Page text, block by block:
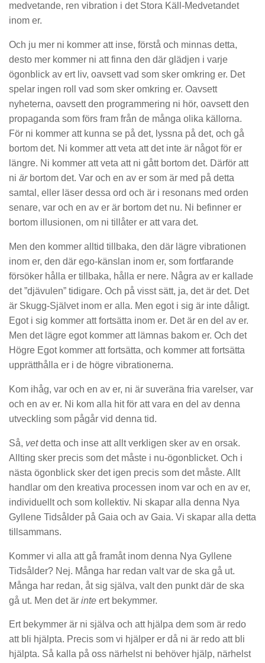
medvetande, ren vibration i det Stora Käll-Medvetandet
inom er.
Och ju mer ni kommer att inse, förstå och minnas detta,
desto mer kommer ni att finna den där glädjen i varje
ögonblick av ert liv, oavsett vad som sker omkring er. Det
spelar ingen roll vad som sker omkring er. Oavsett
nyheterna, oavsett den programmering ni hör, oavsett den
propaganda som förs fram från de många olika källorna.
För ni kommer att kunna se på det, lyssna på det, och gå
bortom det. Ni kommer att veta att det inte är något för er
längre. Ni kommer att veta att ni gått bortom det. Därför att
ni är bortom det. Var och en av er som är med på detta
samtal, eller läser dessa ord och är i resonans med orden
senare, var och en av er är bortom det nu. Ni befinner er
bortom illusionen, om ni tillåter er att vara det.
Men den kommer alltid tillbaka, den där lägre vibrationen
inom er, den där ego-känslan inom er, som fortfarande
försöker hålla er tillbaka, hålla er nere. Några av er kallade
det ”djävulen” tidigare. Och på visst sätt, ja, det är det. Det
är Skugg-Självet inom er alla. Men egot i sig är inte dåligt.
Egot i sig kommer att fortsätta inom er. Det är en del av er.
Men det lägre egot kommer att lämnas bakom er. Och det
Högre Egot kommer att fortsätta, och kommer att fortsätta
upprätthålla er i de högre vibrationerna.
Kom ihåg, var och en av er, ni är suveräna fria varelser, var
och en av er. Ni kom alla hit för att vara en del av denna
utveckling som pågår vid denna tid.
Så, vetdetta och inse att allt verkligen sker av en orsak.
Allting sker precis som det måste i nu-ögonblicket. Och i
nästa ögonblick sker det igen precis som det måste. Allt
handlar om den kreativa processen inom var och en av er,
individuellt och som kollektiv. Ni skapar alla denna Nya
Gyllene Tidsålder på Gaia och av Gaia. Vi skapar alla detta
tillsammans.
Kommer vi alla att gå framåt inom denna Nya Gyllene
Tidsålder? Nej. Många har redan valt var de ska gå ut.
Många har redan, åt sig själva, valt den punkt där de ska
gå ut. Men det är inte ert bekymmer.
Ert bekymmer är ni själva och att hjälpa dem som är redo
att bli hjälpta. Precis som vi hjälper er då ni är redo att bli
hjälpta. Så kalla på oss närhelst ni behöver hjälp, närhelst